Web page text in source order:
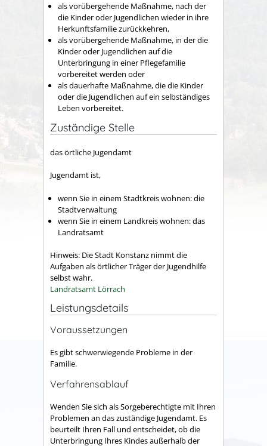
als vorübergehende Maßnahme, nach der
die Kinder oder Jugendlichen wieder in ihre
Herkunftsfamilie zurückkehren,
als vorübergehende Maßnahme, in der die
Kinder oder Jugendlichen auf die
Unterbringung in einer Pflegefamilie
vorbereitet werden oder
als dauerhafte Maßnahme, die die Kinder
oder die Jugendlichen auf ein selbständiges
Leben vorbereitet.
Zuständige Stelle
das örtliche Jugendamt
Jugendamt ist,
wenn Sie in einem Stadtkreis wohnen: die
Stadtverwaltung
wenn Sie in einem Landkreis wohnen: das
Landratsamt
Hinweis: Die Stadt Konstanz nimmt die
Aufgaben als örtlicher Träger der Jugendhilfe
selbst wahr.
Landratsamt Lörrach
Leistungsdetails
Voraussetzungen
Es gibt schwerwiegende Probleme in der
Familie.
Verfahrensablauf
Wenden Sie sich als Sorgeberechtigte mit Ihren
Problemen an das zuständige Jugendamt. Es
beurteilt Ihren Fall und entscheidet, ob die
Unterbringung Ihres Kindes außerhalb der